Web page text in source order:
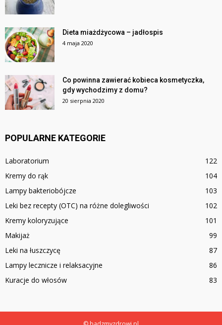
Dieta miażdżycowa – jadłospis
4 maja 2020
Co powinna zawierać kobieca kosmetyczka,
gdy wychodzimy z domu?
20 sierpnia 2020
POPULARNE KATEGORIE
Laboratorium
122
Kremy do rąk
104
Lampy bakteriobójcze
103
Leki bez recepty (OTC) na różne dolegliwości
102
Kremy koloryzujące
101
Makijaż
99
Leki na łuszczycę
87
Lampy lecznicze i relaksacyjne
86
Kuracje do włosów
83